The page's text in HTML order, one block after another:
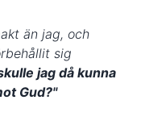
än jag, och
sig
jag då kunna
Gud?"